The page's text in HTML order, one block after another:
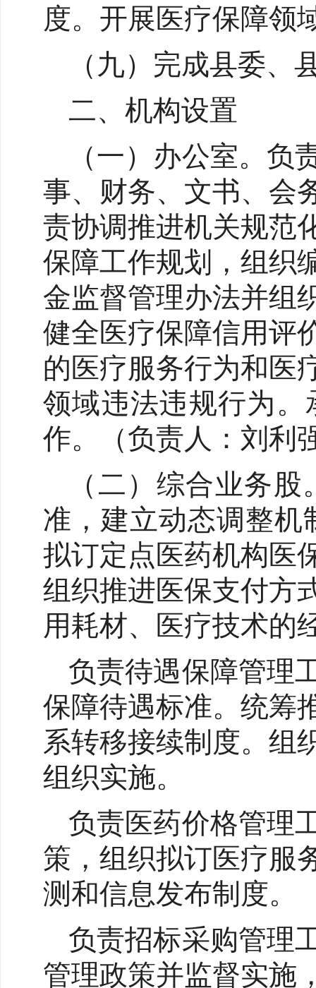
度。开展医疗保障领
（九）完成县委、
二、机构设置
（一）办公室。
事、财务、文书、会
责协调推进机关规范
保障工作规划，组织
金监督管理办法并组
健全医疗保障信用评
的医疗服务行为和医
领域违法违规行为
作。（负责人：刘利
（二）综合业务
准，建立动态调整机
拟订定点医药机构医
组织推进医保支付方
用耗材、医疗技术的
负责待遇保障管理
保障待遇标准。统筹
系转移接续制度。组
组织实施。
负责医药价格管理
策，组织拟订医疗服
测和信息发布制度。
负责招标采购管理
管理政策并监督实施